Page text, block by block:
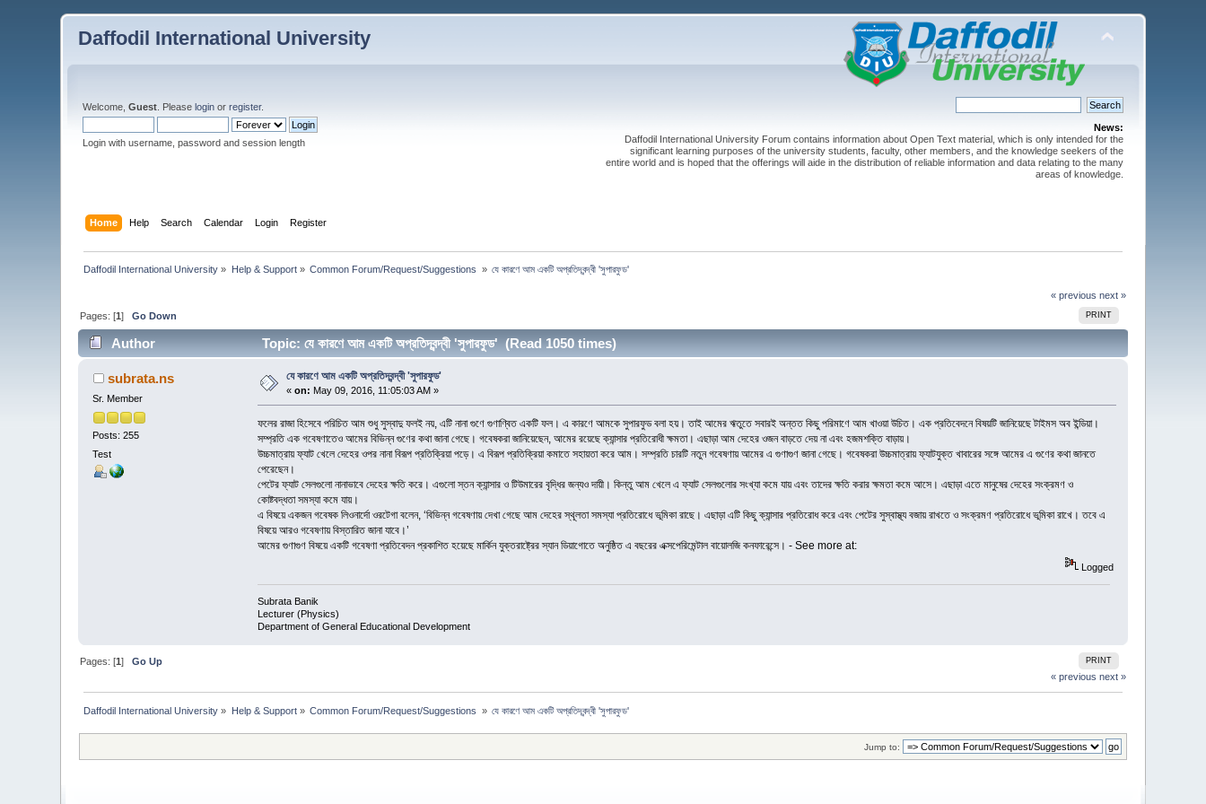
Daffodil International University
Welcome,Guest . Pleaselogin orregister.
Login with username, password and session length
News:
Daffodil International University Forum contains information about Open Text material, which is only intended for the
significant learning purposes of the university students, faculty, other members, and the knowledge seekers of the
entire world and is hoped that the offerings will aide in the distribution of reliable information and data relating to the many
areas of knowledge.
Home Help Search Calendar Login Register
Daffodil International University » Help & Support» Common Forum/Request/Suggestions » যে কারণে আম একটি অপ্রতিদ্বন্দ্বী 'সুপারফুড'
« previous next »
PRINT
Pages: [1]Go Down
Author Topic: যে কারণে আম একটি অপ্রতিদ্বন্দ্বী 'সুপারফুড' (Read 1050 times)
subrata.ns
Sr. Member
Posts: 255
Test
যে কারণে আম একটি অপ্রতিদ্বন্দ্বী 'সুপারফুড'
«on: May 09, 2016, 11:05:03 AM »
ফলের রাজা হিসেবে পরিচিত আম শুধু সুস্বাদু ফলই নয়, এটি নানা গুণে গুণাণ্বিত একটি ফল। এ কারণে আমকে সুপারফুড বলা হয়। তাই আমের ঋতুতে সবারই অন্তত কিছু পরিমাণে আম খাওয়া উচিত। এক প্রতিবেদনে বিষয়টি জানিয়েছে টাইমস অব ইন্ডিয়া।
সম্প্রতি এক গবেষণাতেও আমের বিভিন্ন গুণের কথা জানা গেছে। গবেষকরা জানিয়েছেন, আমের রয়েছে ক্যান্সার প্রতিরোধী ক্ষমতা। এছাড়া আম দেহের ওজন বাড়তে দেয় না এবং হজমশক্তি বাড়ায়।
উচ্চমাত্রায় ফ্যাট খেলে দেহের ওপর নানা বিরূপ প্রতিক্রিয়া পড়ে। এ বিরূপ প্রতিক্রিয়া কমাতে সহায়তা করে আম। সম্প্রতি চারটি নতুন গবেষণায় আমের এ গুণাগুণ জানা গেছে। গবেষকরা উচ্চমাত্রায় ফ্যাটযুক্ত খাবারের সঙ্গে আমের এ গুণের কথা জানতে
পেরেছেন।
পেটের ফ্যাট সেলগুলো নানাভাবে দেহের ক্ষতি করে। এগুলো স্তন ক্যান্সার ও টিউমারের বৃদ্ধির জন্যও দায়ী। কিন্তু আম খেলে এ ফ্যাট সেলগুলোর সংখ্যা কমে যায় এবং তাদের ক্ষতি করার ক্ষমতা কমে আসে। এছাড়া এতে মানুষের দেহের সংক্রমণ ও
কোষ্টবদ্ধতা সমস্যা কমে যায়।
এ বিষয়ে একজন গবেষক লিওনার্দো ওরটেগা বলেন, ‘বিভিন্ন গবেষণায় দেখা গেছে আম দেহের স্থূলতা সমস্যা প্রতিরোধে ভূমিকা রাছে। এছাড়া এটি কিছু ক্যান্সার প্রতিরোধ করে এবং পেটের সুস্বাস্থ্য বজায় রাখতে ও সংক্রমণ প্রতিরোধে ভূমিকা রাখে। তবে এ
বিষয়ে আরও গবেষণায় বিস্তারিত জানা যাবে।’
আমের গুণাগুণ বিষয়ে একটি গবেষণা প্রতিবেদন প্রকাশিত হয়েছে মার্কিন যুক্তরাষ্ট্রের স্যান ডিয়াগোতে অনুষ্ঠিত এ বছরের এক্সপেরিমেন্টাল বায়োলজি কনফারেন্সে। - See more at:
Logged
Subrata Banik
Lecturer (Physics)
Department of General Educational Development
PRINT
Pages: [1]Go Up
« previous next »
Daffodil International University » Help & Support» Common Forum/Request/Suggestions » যে কারণে আম একটি অপ্রতিদ্বন্দ্বী 'সুপারফুড'
Jump to: